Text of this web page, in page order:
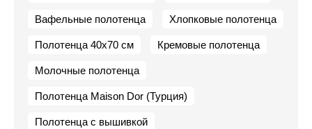
Вафельные полотенца Хлопковые полотенца
Полотенца 40х70 см Кремовые полотенца
Молочные полотенца
Полотенца Maison Dor (Турция)
Полотенца с вышивкой